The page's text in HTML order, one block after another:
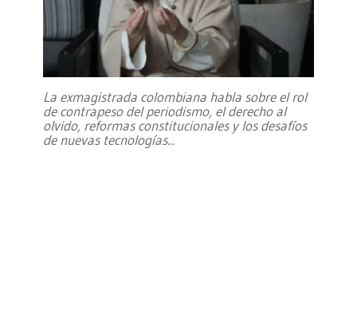
La exmagistrada colombiana habla sobre el rol
de contrapeso del periodismo, el derecho al
olvido, reformas constitucionales y los desafíos
de nuevas tecnologías...